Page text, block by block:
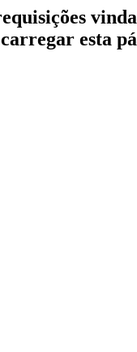
esta